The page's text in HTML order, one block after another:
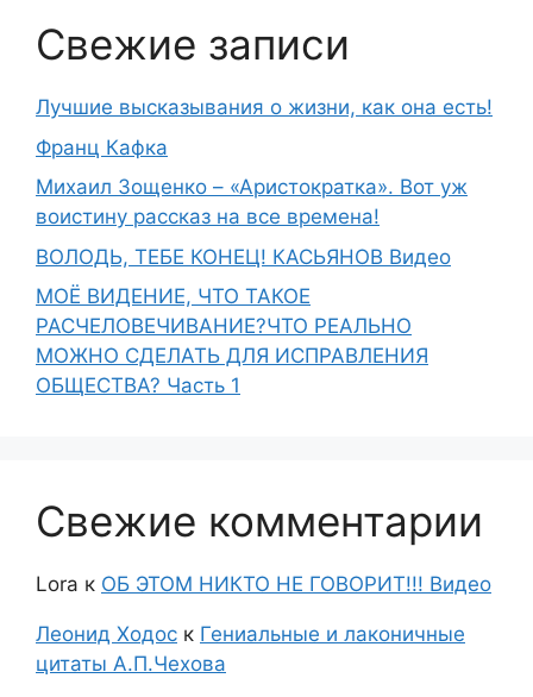
Свежие записи
Лучшие высказывания о жизни, как она есть!
Франц Кафка
Михаил Зощенко – «Аристократка». Вот уж
воистину рассказ на все времена!
ВОЛОДЬ, ТЕБЕ КОНЕЦ! КАСЬЯНОВ Видео
МОЁ ВИДЕНИЕ, ЧТО ТАКОЕ
РАСЧЕЛОВЕЧИВАНИЕ?ЧТО РЕАЛЬНО
МОЖНО СДЕЛАТЬ ДЛЯ ИСПРАВЛЕНИЯ
ОБЩЕСТВА? Часть 1
Свежие комментарии
Lora к ОБ ЭТОМ НИКТО НЕ ГОВОРИТ!!! Видео
Леонид Ходос к Гениальные и лаконичные
цитаты А.П.Чехова